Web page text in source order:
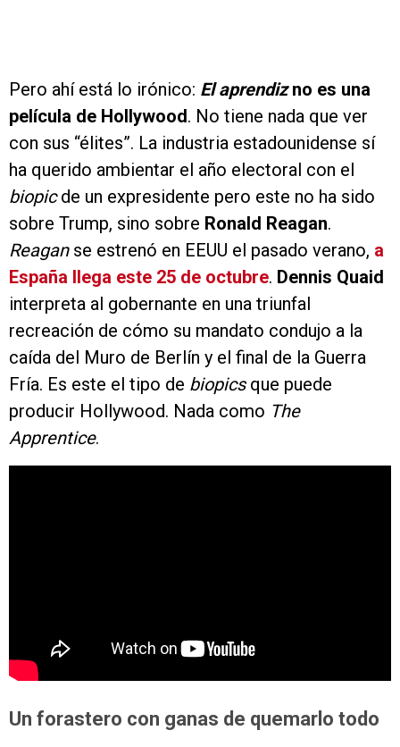
Pero ahí está lo irónico: El aprendizno es una
película de Hollywood. No tiene nada que ver
con sus “élites”. La industria estadounidense sí
ha querido ambientar el año electoral con el
biopicde un expresidente pero este no ha sido
sobre Trump, sino sobre Ronald Reagan.
Reaganse estrenó en EEUU el pasado verano, a
España llega este 25 de octubre. Dennis Quaid
interpreta al gobernante en una triunfal
recreación de cómo su mandato condujo a la
caída del Muro de Berlín y el final de la Guerra
Fría. Es este el tipo de biopicsque puede
producir Hollywood. Nada como The
Apprentice.
Un forastero con ganas de quemarlo todo